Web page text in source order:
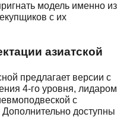
модель именно из
с их
азиатской
предлагает версии с
4-го уровня, лидаром
с
доступны